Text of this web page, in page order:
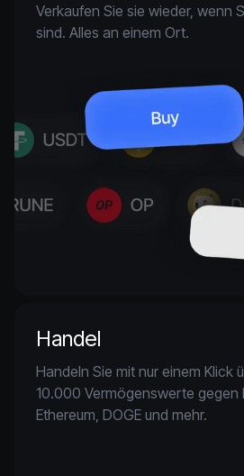
Verkaufen Sie sie wieder, wenn
sind. Alles an einem Ort.
Handel
Handeln Sie mit nur einem Klick
10.000 Vermögenswerte gegen
Ethereum, DOGE und mehr.